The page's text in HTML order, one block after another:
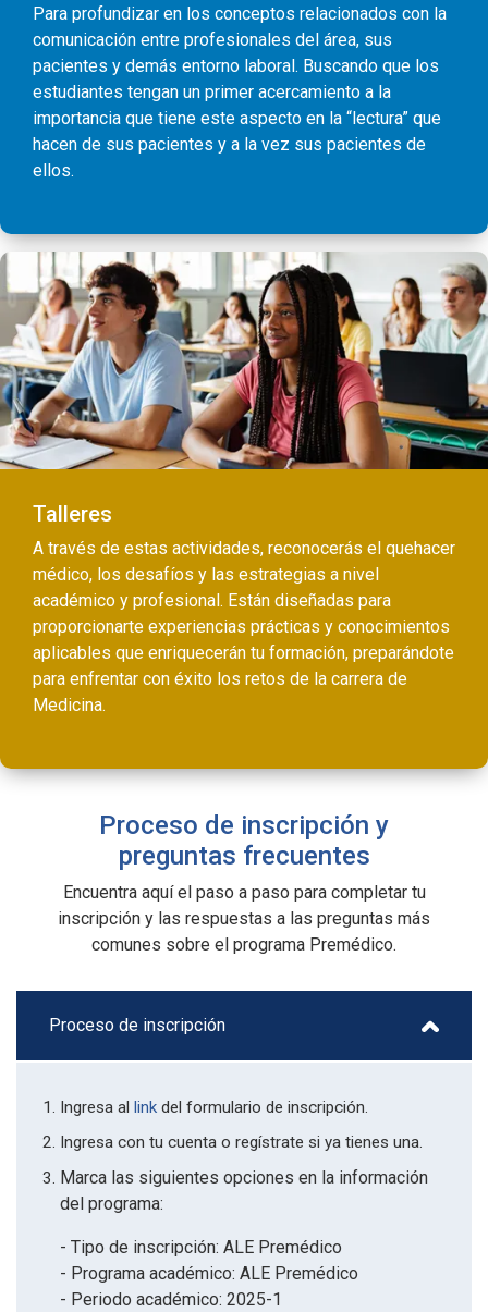
Para profundizar en los conceptos relacionados con la
comunicación entre profesionales del área, sus
pacientes y demás entorno laboral. Buscando que los
estudiantes tengan un primer acercamiento a la
importancia que tiene este aspecto en la “lectura” que
hacen de sus pacientes y a la vez sus pacientes de
ellos.
Talleres
A través de estas actividades, reconocerás el quehacer
médico, los desafíos y las estrategias a nivel
académico y profesional. Están diseñadas para
proporcionarte experiencias prácticas y conocimientos
aplicables que enriquecerán tu formación, preparándote
para enfrentar con éxito los retos de la carrera de
Medicina.
Proceso de inscripción y
preguntas frecuentes
Encuentra aquí el paso a paso para completar tu
inscripción y las respuestas a las preguntas más
comunes sobre el programa Premédico.
Proceso de inscripción
Ingresa al link del formulario de inscripción.
Ingresa con tu cuenta o regístrate si ya tienes una.
Marca las siguientes opciones en la información
del programa:
- Tipo de inscripción: ALE Premédico
- Programa académico: ALE Premédico
- Periodo académico: 2025-1